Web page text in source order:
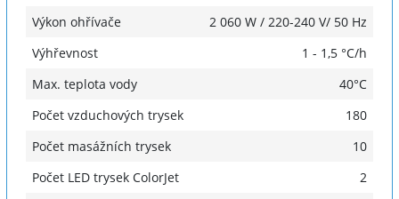
Výkon ohřívače
2 060 W / 220-240 V/ 50 Hz
Výhřevnost
1 - 1,5 °C/h
Max. teplota vody
40°C
Počet vzduchových trysek
180
Počet masážních trysek
10
Počet LED trysek ColorJet
2